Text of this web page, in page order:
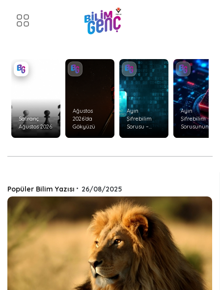
Satranç
Ağustos 2026
Ağustos
2026’da
Gökyüzü
Ayın
Şifrebilim
Sorusu –
Ayın
Şifrebilim
Sorusunun
Popüler Bilim Yazısı • 26/08/2025